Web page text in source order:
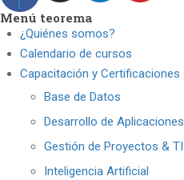
Menú teorema
¿Quiénes somos?
Calendario de cursos
Capacitación y Certificaciones
Base de Datos
Desarrollo de Aplicaciones
Gestión de Proyectos & TI
Inteligencia Artificial